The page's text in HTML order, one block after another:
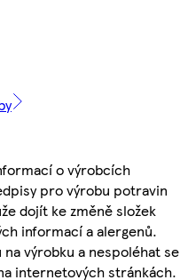
o výrobcích
pro výrobu potravin
dojít ke změně složek
informací a alergenů.
výrobku a nespoléhat se
internetových stránkách.